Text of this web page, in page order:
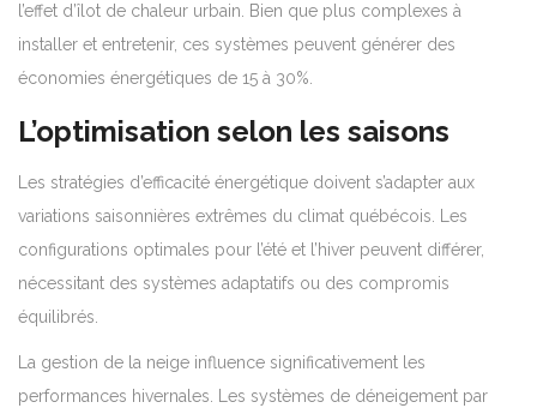
l’effet d’îlot de chaleur urbain. Bien que plus complexes à
installer et entretenir, ces systèmes peuvent générer des
économies énergétiques de 15 à 30%.
L’optimisation selon les saisons
Les stratégies d’efficacité énergétique doivent s’adapter aux
variations saisonnières extrêmes du climat québécois. Les
configurations optimales pour l’été et l’hiver peuvent différer,
nécessitant des systèmes adaptatifs ou des compromis
équilibrés.
La gestion de la neige influence significativement les
performances hivernales. Les systèmes de déneigement par